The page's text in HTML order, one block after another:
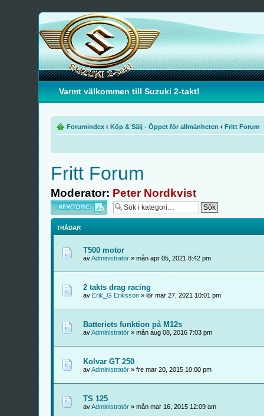
Varmt välkommen till Suzuki 2-takt!
Forumindex ‹ Köp & Sälj - Öppet för allmänheten ‹ Fritt Forum
Fritt Forum
Moderator: Peter Nordkvist
Skapa en ny tråd
TRÅDAR
T500 motor
avAdministratör » mån apr 05, 2021 8:42 pm
2 takts drag racing
av Erik_G Eriksson » lör mar 27, 2021 10:01 pm
Batteriets funktion på M12s
avAdministratör » mån aug 08, 2016 7:03 pm
Kolvar GT 250
avAdministratör » fre mar 20, 2015 10:00 pm
TS 125
avAdministratör » mån mar 16, 2015 12:09 am